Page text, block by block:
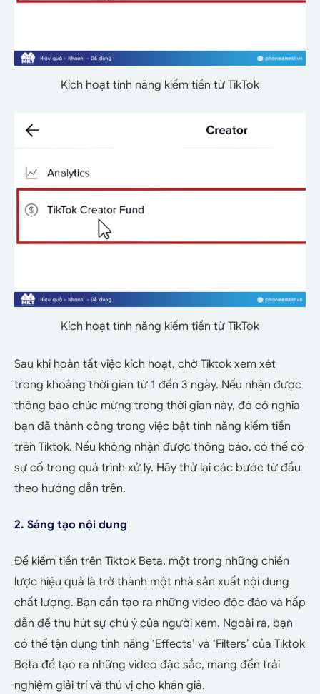
Kích hoạt tính năng kiếm tiền từ TikTok
Kích hoạt tính năng kiếm tiền từ TikTok
Sau khi hoàn tất việc kích hoạt, chờ Tiktok xem xét
trong khoảng thời gian từ 1 đến 3 ngày. Nếu nhận được
thông báo chúc mừng trong thời gian này, đó có nghĩa
bạn đã thành công trong việc bật tính năng kiếm tiền
trên Tiktok. Nếu không nhận được thông báo, có thể có
sự cố trong quá trình xử lý. Hãy thử lại các bước từ đầu
theo hướng dẫn trên.
2. Sáng tạo nội dung
Để kiếm tiền trên Tiktok Beta, một trong những chiến
lược hiệu quả là trở thành một nhà sản xuất nội dung
chất lượng. Bạn cần tạo ra những video độc đáo và hấp
dẫn để thu hút sự chú ý của người xem. Ngoài ra, bạn
có thể tận dụng tính năng ‘Effects’ và ‘Filters’ của Tiktok
Beta để tạo ra những video đặc sắc, mang đến trải
nghiệm giải trí và thú vị cho khán giả.